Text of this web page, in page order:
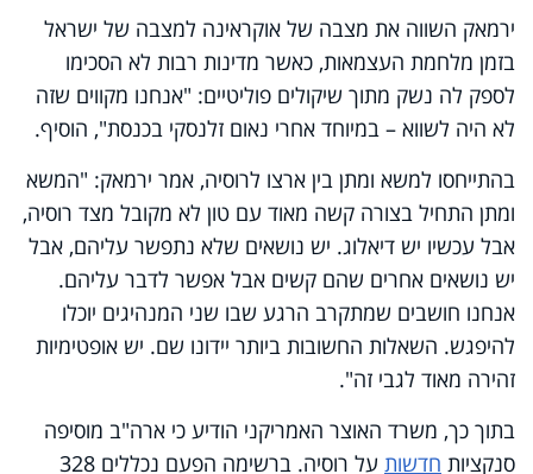
ירמאק השווה את מצבה של אוקראינה למצבה של ישראל
בזמן מלחמת העצמאות, כאשר מדינות רבות לא הסכימו
לספק לה נשק מתוך שיקולים פוליטיים: "אנחנו מקווים שזה
לא היה לשווא – במיוחד אחרי נאום זלנסקי בכנסת", הוסיף.
בהתייחסו למשא ומתן בין ארצו לרוסיה, אמר ירמאק: "המשא
ומתן התחיל בצורה קשה מאוד עם טון לא מקובל מצד רוסיה,
אבל עכשיו יש דיאלוג. יש נושאים שלא נתפשר עליהם, אבל
יש נושאים אחרים שהם קשים אבל אפשר לדבר עליהם.
אנחנו חושבים שמתקרב הרגע שבו שני המנהיגים יוכלו
להיפגש. השאלות החשובות ביותר יידונו שם. יש אופטימיות
זהירה מאוד לגבי זה".
בתוך כך, משרד האוצר האמריקני הודיע כי ארה"ב מוסיפה
סנקציות חדשות על רוסיה. ברשימה הפעם נכללים 328